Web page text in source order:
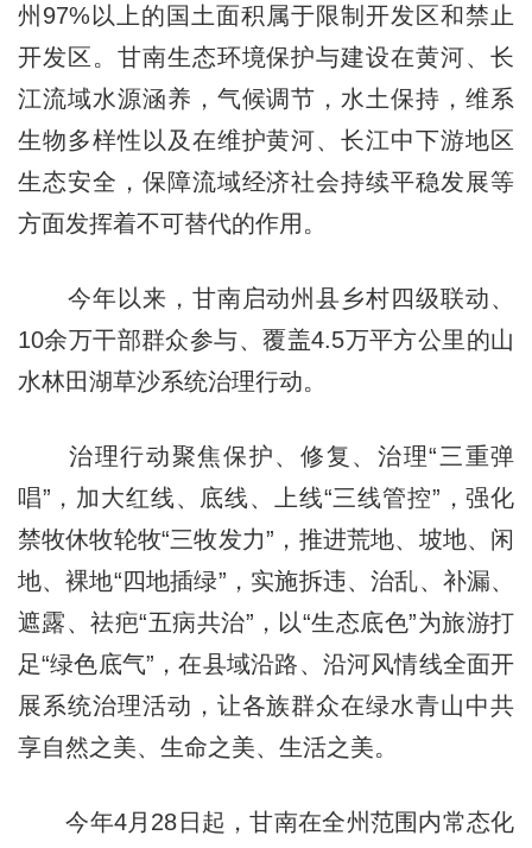
州97%以上的国土面积属于限制开发区和禁止
开发区。甘南生态环境保护与建设在黄河、长
江流域水源涵养，气候调节，水土保持，维系
生物多样性以及在维护黄河、长江中下游地区
生态安全，保障流域经济社会持续平稳发展等
方面发挥着不可替代的作用。
今年以来，甘南启动州县乡村四级联动、
10余万干部群众参与、覆盖4.5万平方公里的山
水林田湖草沙系统治理行动。
治理行动聚焦保护、修复、治理“三重弹
唱”，加大红线、底线、上线“三线管控”，强化
禁牧休牧轮牧“三牧发力”，推进荒地、坡地、闲
地、裸地“四地插绿”，实施拆违、治乱、补漏、
遮露、祛疤“五病共治”，以“生态底色”为旅游打
足“绿色底气”，在县域沿路、沿河风情线全面开
展系统治理活动，让各族群众在绿水青山中共
享自然之美、生命之美、生活之美。
今年4月28日起，甘南在全州范围内常态化